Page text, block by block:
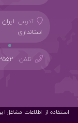
آدرس:
استانداری
تلفن:
استفاده از اطلاعات مشاغل